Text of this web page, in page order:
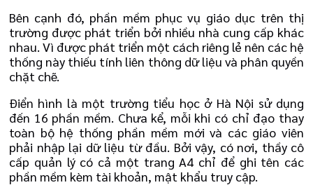
Bên cạnh đó, phần mềm phục vụ giáo dục trên thị
trường được phát triển bởi nhiều nhà cung cấp khác
nhau. Vì được phát triển một cách riêng lẻ nên các hệ
thống này thiếu tính liên thông dữ liệu và phân quyền
chặt chẽ.
Điển hình là một trường tiểu học ở Hà Nội sử dụng
đến 16 phần mềm. Chưa kể, mỗi khi có chỉ đạo thay
toàn bộ hệ thống phần mềm mới và các giáo viên
phải nhập lại dữ liệu từ đầu. Bởi vậy, có nơi, thầy cô
cấp quản lý có cả một trang A4 chỉ để ghi tên các
phần mềm kèm tài khoản, mật khẩu truy cập.